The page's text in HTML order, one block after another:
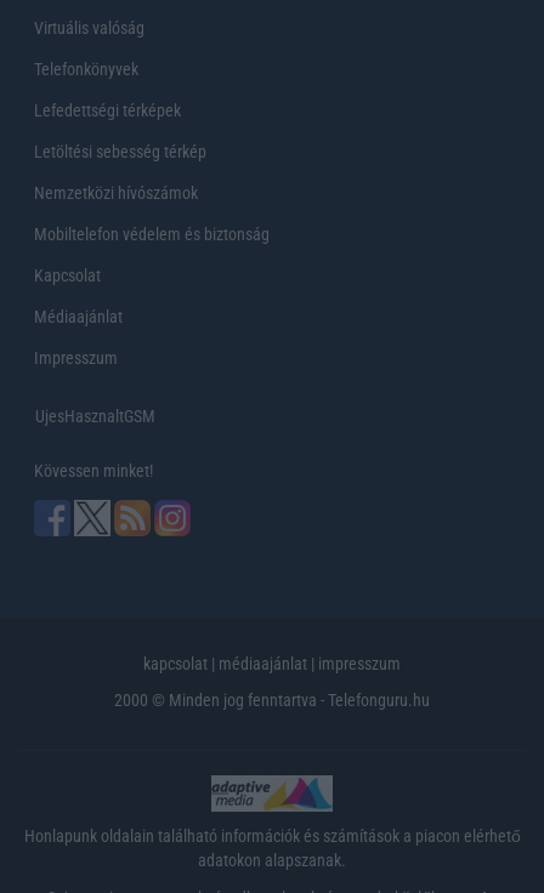
Virtuális valóság
Telefonkönyvek
Lefedettségi térképek
Letöltési sebesség térkép
Nemzetközi hívószámok
Mobiltelefon védelem és biztonság
Kapcsolat
Médiaajánlat
Impresszum
UjesHasznaltGSM
Kövessen minket!
kapcsolat | médiaajánlat | impresszum
2000 © Minden jog fenntartva - Telefonguru.hu
Honlapunk oldalain található információk és számítások a piacon elérhető
adatokon alapszanak.